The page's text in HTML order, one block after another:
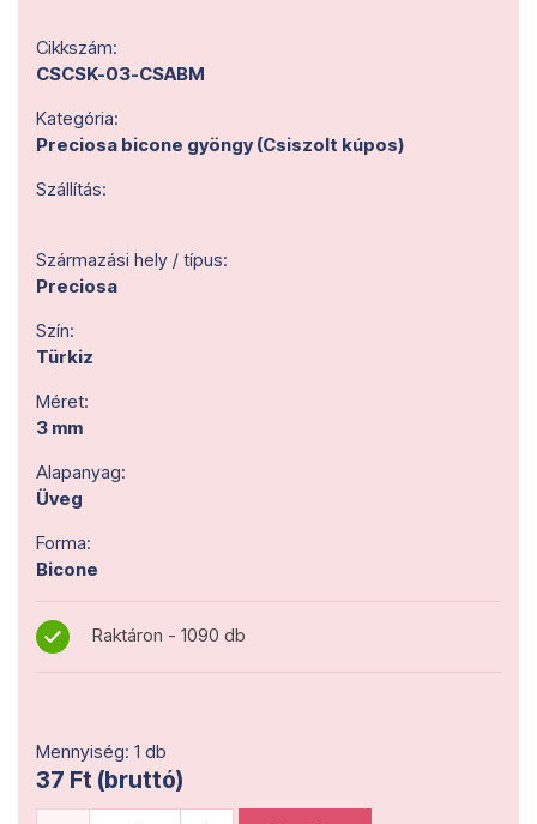
Cikkszám:
CSCSK-03-CSABM
Kategória:
Preciosa bicone gyöngy (Csiszolt kúpos)
Szállítás:
Származási hely / típus:
Preciosa
Szín:
Türkiz
Méret:
3 mm
Alapanyag:
Üveg
Forma:
Bicone
Raktáron - 1090 db
Mennyiség: 1 db
37 Ft (bruttó)